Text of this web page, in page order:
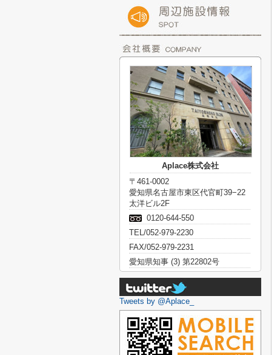
Aplace株式会社
〒461-0002
愛知県名古屋市東区代官町39−22
太洋ビル2F
0120-644-550
TEL/052-979-2230
FAX/052-979-2231
愛知県知事 (3) 第22802号
Tweets by @Aplace_